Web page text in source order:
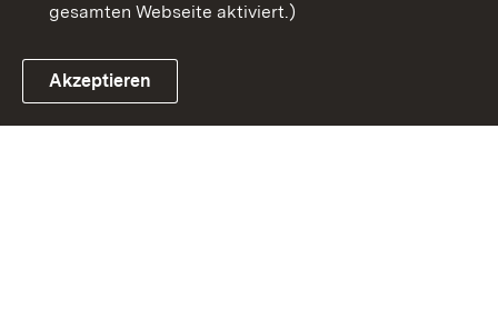
Link zum Landesportal
gesamten Webseite aktiviert.)
Akzeptieren